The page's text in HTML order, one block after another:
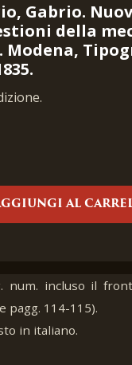
Gabrio.
della
Modena,
AL
num. incluso il
pagg. 114-115).
in italiano.